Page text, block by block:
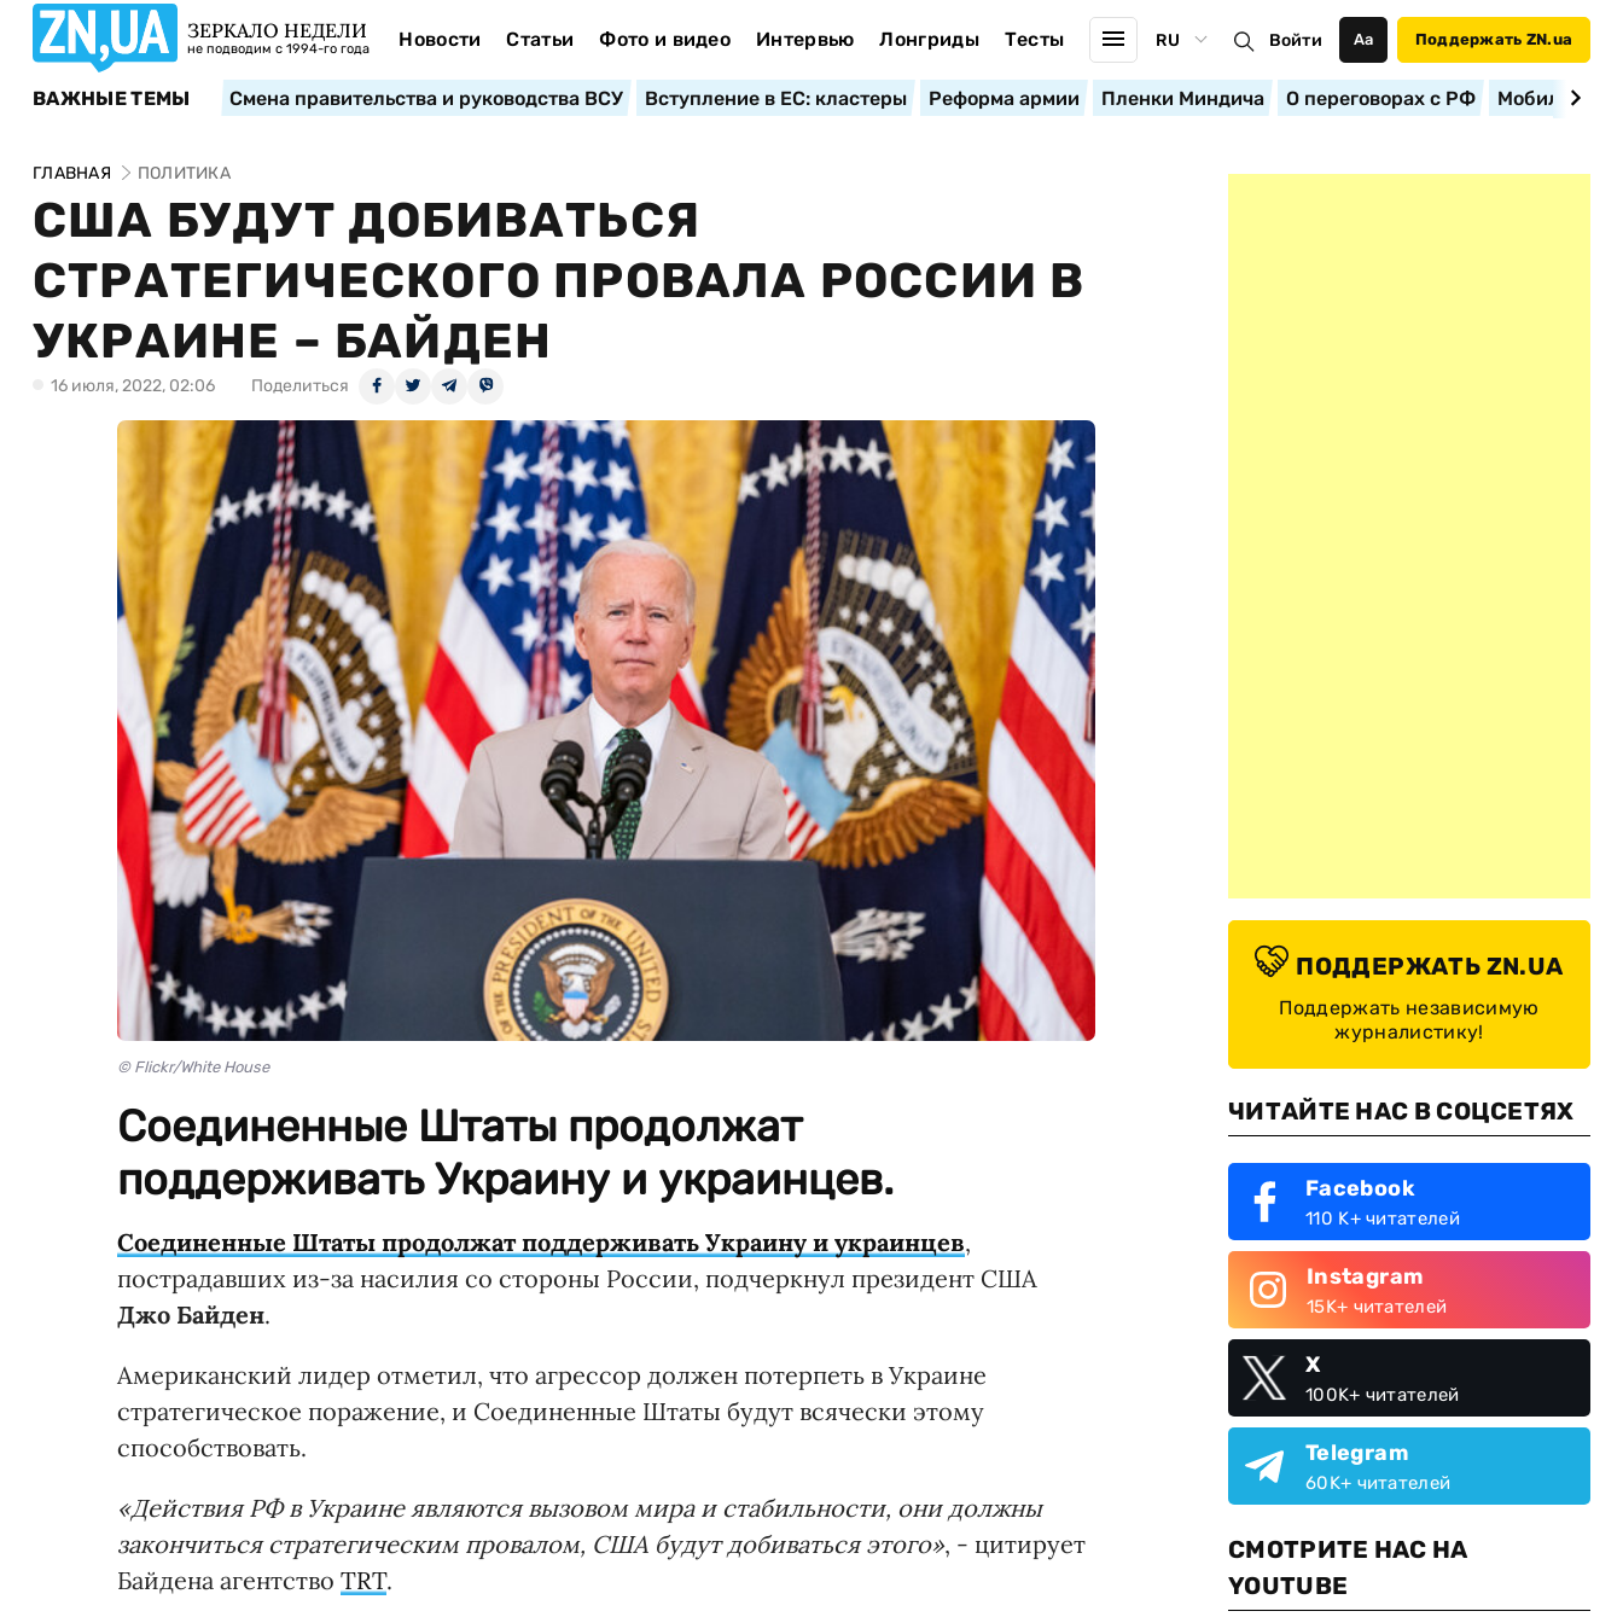
ЗЕРКАЛО НЕДЕЛИ
не подводим с 1994-го года Новости Статьи Фото и видео Интервью Лонгриды Тесты RU Войти Аа Поддержать ZN.ua
ВАЖНЫЕ ТЕМЫ Смена правительства и руководства ВСУ Вступление в ЕС: кластеры Реформа армии Пленки Миндича О переговорах с РФ
ГЛАВНАЯ ПОЛИТИКА
США БУДУТ ДОБИВАТЬСЯ
СТРАТЕГИЧЕСКОГО ПРОВАЛА РОССИИ В
УКРАИНЕ – БАЙДЕН
16 июля, 2022, 02:06 Поделиться
© Flickr/White House
Соединенные Штаты продолжат
поддерживать Украину и украинцев.
Соединенные Штаты продолжат поддерживать Украину и украинцев,
пострадавших из-за насилия со стороны России, подчеркнул президент США
Джо Байден.
Американский лидер отметил, что агрессор должен потерпеть в Украине
стратегическое поражение, и Соединенные Штаты будут всячески этому
способствовать.
«Действия РФ в Украине являются вызовом мира и стабильности, они должны
закончиться стратегическим провалом, США будут добиваться этого», - цитирует
Байдена агентство TRT.
ПОДДЕРЖАТЬ ZN.UA
Поддержать независимую
журналистику!
ЧИТАЙТЕ НАС В СОЦСЕТЯХ
Facebook
110 K+ читателей
Instagram
15K+ читателей
X
100K+ читателей
Telegram
60K+ читателей
СМОТРИТЕ НАС НА
YOUTUBE